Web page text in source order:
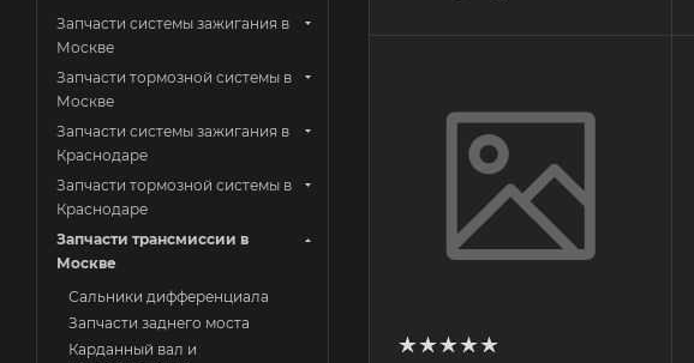
Запчасти системы зажигания в
Москве
Запчасти тормозной системы в
Москве
Запчасти системы зажигания в
Краснодаре
Запчасти тормозной системы в
Краснодаре
Запчасти трансмиссии в
Москве
Сальники дифференциала
Запчасти заднего моста
Карданный вал и